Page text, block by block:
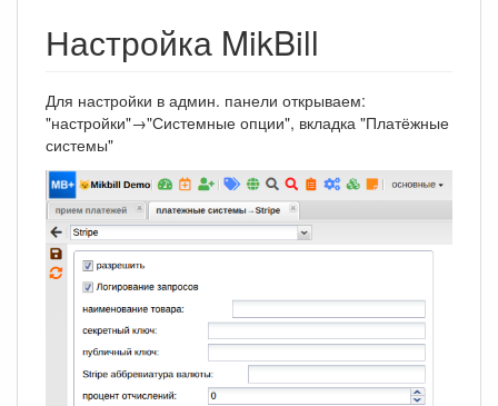
Настройка MikBill
Для настройки в админ. панели открываем:
"настройки"→"Системные опции", вкладка "Платёжные
системы"